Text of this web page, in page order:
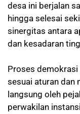
desa ini berjalan
hingga selesai
sinergitas antara
dan kesadaran
Proses
sesuai aturan dan
langsung oleh
perwakilan